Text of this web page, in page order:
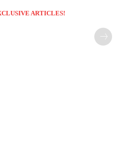
ARTICLES!